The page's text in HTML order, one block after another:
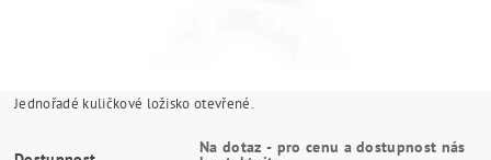
Jednořadé kuličkové ložisko otevřené.
Na dotaz - pro cenu a dostupnost nás